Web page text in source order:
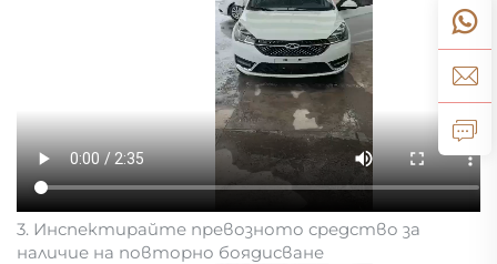
3. Инспектирайте превозното средство за
наличие на повторно боядисване